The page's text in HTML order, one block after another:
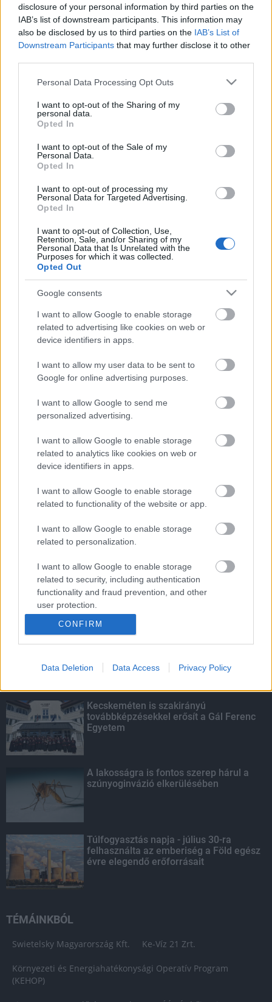
disclosure of your personal information by third parties on the
IAB’s list of downstream participants. This information may
also be disclosed by us to third parties on the IAB’s List of
Downstream Participants that may further disclose it to other
Please note that this website/app uses one or more Google
not limited to your visit or usage behaviour. You may click to
grant or deny consent to Google and its third-party tags to
use your data for below specified purposes in below Google
consent section.
Personal Data Processing Opt Outs
I want to opt-out of the Sharing of my
personal data.
Opted In
I want to opt-out of the Sale of my
Personal Data.
Opted In
I want to opt-out of processing my
Personal Data for Targeted Advertising.
Opted In
I want to opt-out of Collection, Use,
Retention, Sale, and/or Sharing of my
Personal Data that Is Unrelated with the
Purposes for which it was collected.
Opted Out
Google consents
I want to allow Google to enable storage
related to advertising like cookies on web or
device identifiers in apps.
I want to allow my user data to be sent to
Google for online advertising purposes.
I want to allow Google to send me
personalized advertising.
I want to allow Google to enable storage
related to analytics like cookies on web or
device identifiers in apps.
I want to allow Google to enable storage
related to functionality of the website or app.
I want to allow Google to enable storage
related to personalization.
I want to allow Google to enable storage
related to security, including authentication
functionality and fraud prevention, and other
user protection.
CONFIRM
Data Deletion Data Access Privacy Policy
Országos hírek szúnyogirtás szúnyog
A lakosságra is fontos szerep hárul a
szúnyoginvázió elkerülésében
Országos hírek
Túlfogyasztás napja - július 30-ra felhasználta az
emberiség a Föld egész évre elegendő erőforrásait
Ma van idén a túlfogyasztás világnapja: az emberiség eddigre
használta fel mindazokat a természeti erőforrásokat, amelyeket
bolygónk egy év alatt képes megújítani. Ettől a naptól kezdve
ökológiai értelemben már „hitelből élünk” – hívta fel a figyelmet
közleményében a WWF Magyarország.
Helyi hírek
Beindult az őszibarackszezon,
szeptemberig élvezhetjük
HIRDETÉS
LEGOLVASOTTABB
A hőségben is védik a növényzetet
Parfümöt és élelmiszert rejtett a
táskájába két lány Szekszárdon
Több mint 40 helyszínen dolgozik
fennakadás nélkül a Híd-csoport
Kecskeméten is szakirányú
továbbképzésekkel erősít a Gál Ferenc
Egyetem
A lakosságra is fontos szerep hárul a
szúnyoginvázió elkerülésében
Túlfogyasztás napja - július 30-ra
felhasználta az emberiség a Föld egész
évre elegendő erőforrásait
TÉMÁINKBÓL
Swietelsky Magyarország Kft. Ke-Víz 21 Zrt.
Környezeti és Energiahatékonysági Operatív Program
(KEHOP)